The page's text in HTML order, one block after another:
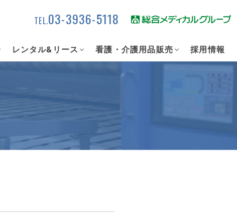
TEL.03-3936-5118
レンタル&リース 看護・介護用品販売 採用情報